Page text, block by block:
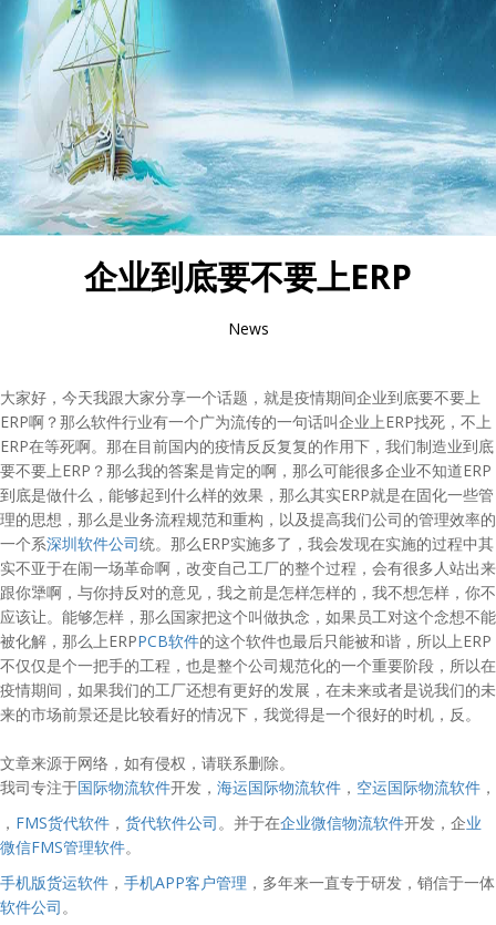
企业到底要不要上ERP
News
大家好，今天我跟大家分享一个话题，就是疫情期间企业到底要不要上
ERP啊？那么软件行业有一个广为流传的一句话叫企业上ERP找死，不上
ERP在等死啊。那在目前国内的疫情反反复复的作用下，我们制造业到底
要不要上ERP？那么我的答案是肯定的啊，那么可能很多企业不知道ERP
到底是做什么，能够起到什么样的效果，那么其实ERP就是在固化一些管
理的思想，那么是业务流程规范和重构，以及提高我们公司的管理效率的
一个系深圳软件公司统。那么ERP实施多了，我会发现在实施的过程中其
实不亚于在闹一场革命啊，改变自己工厂的整个过程，会有很多人站出来
跟你犟啊，与你持反对的意见，我之前是怎样怎样的，我不想怎样，你不
应该让。能够怎样，那么国家把这个叫做执念，如果员工对这个念想不能
被化解，那么上ERPPCB软件的这个软件也最后只能被和谐，所以上ERP
不仅仅是个一把手的工程，也是整个公司规范化的一个重要阶段，所以在
疫情期间，如果我们的工厂还想有更好的发展，在未来或者是说我们的未
来的市场前景还是比较看好的情况下，我觉得是一个很好的时机，反。
文章来源于网络，如有侵权，请联系删除。
我司专注于国际物流软件开发， 海运国际物流软件 ， 空运国际物流软件 ，
， FMS货代软件 ， 货代软件公司。并于在企业微信物流软件开发，企业
微信FMS管理软件。
手机版货运软件 ， 手机APP客户管理 ，多年来一直专于研发，销信于一体
软件公司。